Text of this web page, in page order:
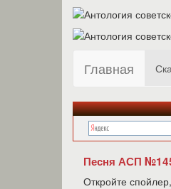
Главная
Песня АСП
Откройте